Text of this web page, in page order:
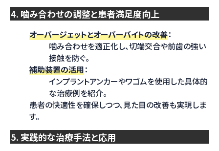
4. 噛み合わせの調整と患者満足度向上
オーバージェットとオーバーバイトの改善：
噛み合わせを適正化し、切端交合や前歯の強い
接触を防ぐ。
補助装置の活用：
インプラントアンカーやワゴムを使用した具体的
な治療例を紹介。
患者の快適性を確保しつつ、見た目の改善も実現しま
す。
5. 実践的な治療手法と応用